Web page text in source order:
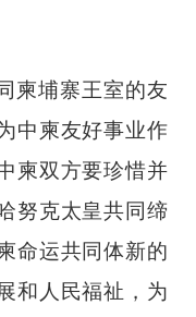
柬埔寨王室的友
中柬友好事业作
柬双方要珍惜并
努克太皇共同缔
命运共同体新的
和人民福祉，为